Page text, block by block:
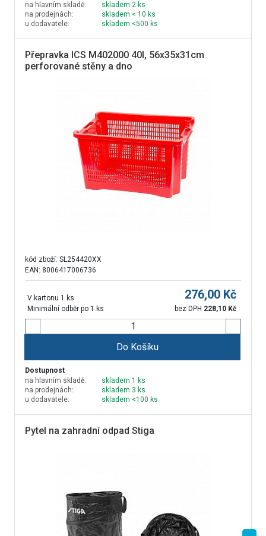
na hlavním skladě:
skladem 2 ks
na prodejnách:
skladem < 10 ks
u dodavatele:
skladem <500 ks
Přepravka ICS M402000 40l, 56x35x31cm
perforované stěny a dno
kód zboží: SL254420XX
EAN: 8006417006736
V kartonu 1 ks
Minimální odběr po 1 ks
276,00 Kč
bez DPH 228,10 Kč
Do Košíku
Dostupnost
na hlavním skladě:
skladem 1 ks
na prodejnách:
skladem 3 ks
u dodavatele:
skladem <100 ks
Pytel na zahradní odpad Stiga